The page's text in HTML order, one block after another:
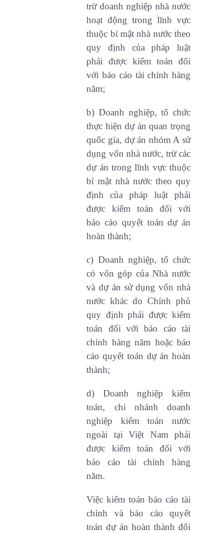
trừ doanh nghiệp nhà nước
hoạt động trong lĩnh vực
thuộc bí mật nhà nước theo
quy định của pháp luật
phải được kiểm toán đối
với báo cáo tài chính hàng
năm;
b) Doanh nghiệp, tổ chức
thực hiện dự án quan trọng
quốc gia, dự án nhóm A sử
dụng vốn nhà nước, trừ các
dự án trong lĩnh vực thuộc
bí mật nhà nước theo quy
định của pháp luật phải
được kiểm toán đối với
báo cáo quyết toán dự án
hoàn thành;
c) Doanh nghiệp, tổ chức
có vốn góp của Nhà nước
và dự án sử dụng vốn nhà
nước khác do Chính phủ
quy định phải được kiểm
toán đối với báo cáo tài
chính hàng năm hoặc báo
cáo quyết toán dự án hoàn
thành;
d) Doanh nghiệp kiểm
toán, chi nhánh doanh
nghiệp kiểm toán nước
ngoài tại Việt Nam phải
được kiểm toán đối với
báo cáo tài chính hàng
năm.
Việc kiểm toán báo cáo tài
chính và báo cáo quyết
toán dự án hoàn thành đối